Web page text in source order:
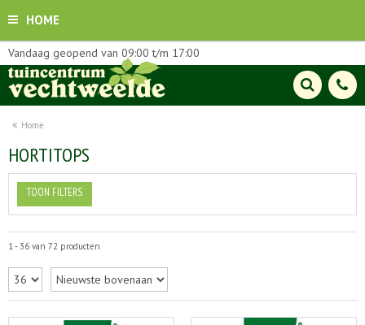
HOME
Home
Vandaag geopend van 09:00 t/m 17:00
HORTITOPS
TOON FILTERS
1 - 36 van 72 producten